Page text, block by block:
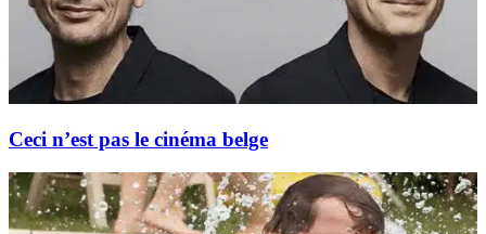
Ceci n’est pas le cinéma belge